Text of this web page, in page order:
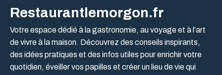
Restaurantlemorgon.fr
Votre espace dédié à la gastronomie, au voyage et à l’art
de vivre à la maison. Découvrez des conseils inspirants,
des idées pratiques et des infos utiles pour enrichir votre
quotidien, éveiller vos papilles et créer un lieu de vie qui